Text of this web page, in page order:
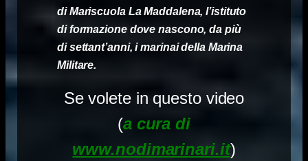
di Mariscuola La Maddalena, l’istituto
di formazione dove nascono, da più
di settant’anni, i marinai della Marina
Militare.
Se volete in questo video
(a cura di
www.nodimarinari.it)